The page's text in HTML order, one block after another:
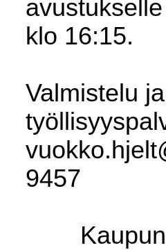
klo 16:15.
Valmistelu
9457